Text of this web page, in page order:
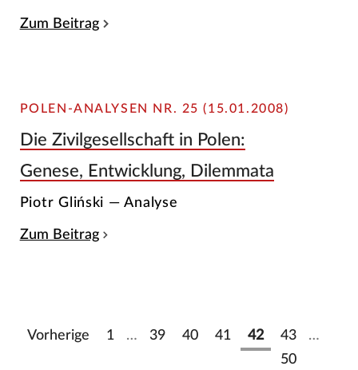
Zum Beitrag
POLEN-ANALYSEN NR. 25 (15.01.2008)
Die Zivilgesellschaft in Polen:
Genese, Entwicklung, Dilemmata
Piotr Gliński — Analyse
Zum Beitrag
Vorherige 1 … 39 40 41 42 43
…
50